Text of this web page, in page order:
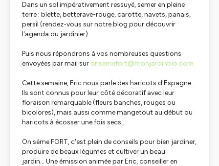
Dans un sol impérativement ressuyé, semer en pleine
terre : blette, betterave-rouge, carotte, navets, panais,
persil (rendez-vous sur notre blog pour découvrir
l'agenda du jardinier)
Puis nous répondrons à vos nombreuses questions
envoyées par mail sur onsemefort@monjardinbio.com
Cette semaine, Eric nous parle des haricots d'Espagne.
Ils sont connus pour leur côté décoratif avec leur
floraison remarquable (fleurs banches, rouges ou
bicolores), mais aussi comme mangetout au début ou
haricots à écosser une fois secs...
On sème FORT, c'est plein de conseils pour bien jardiner,
produire de beaux légumes et cultiver un beau
jardin... Une émission animée par Eric, conseiller en